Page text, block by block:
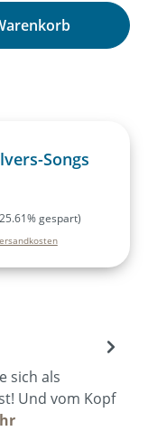
Songs
Preis: gespart)
sich als
Und vom Kopf